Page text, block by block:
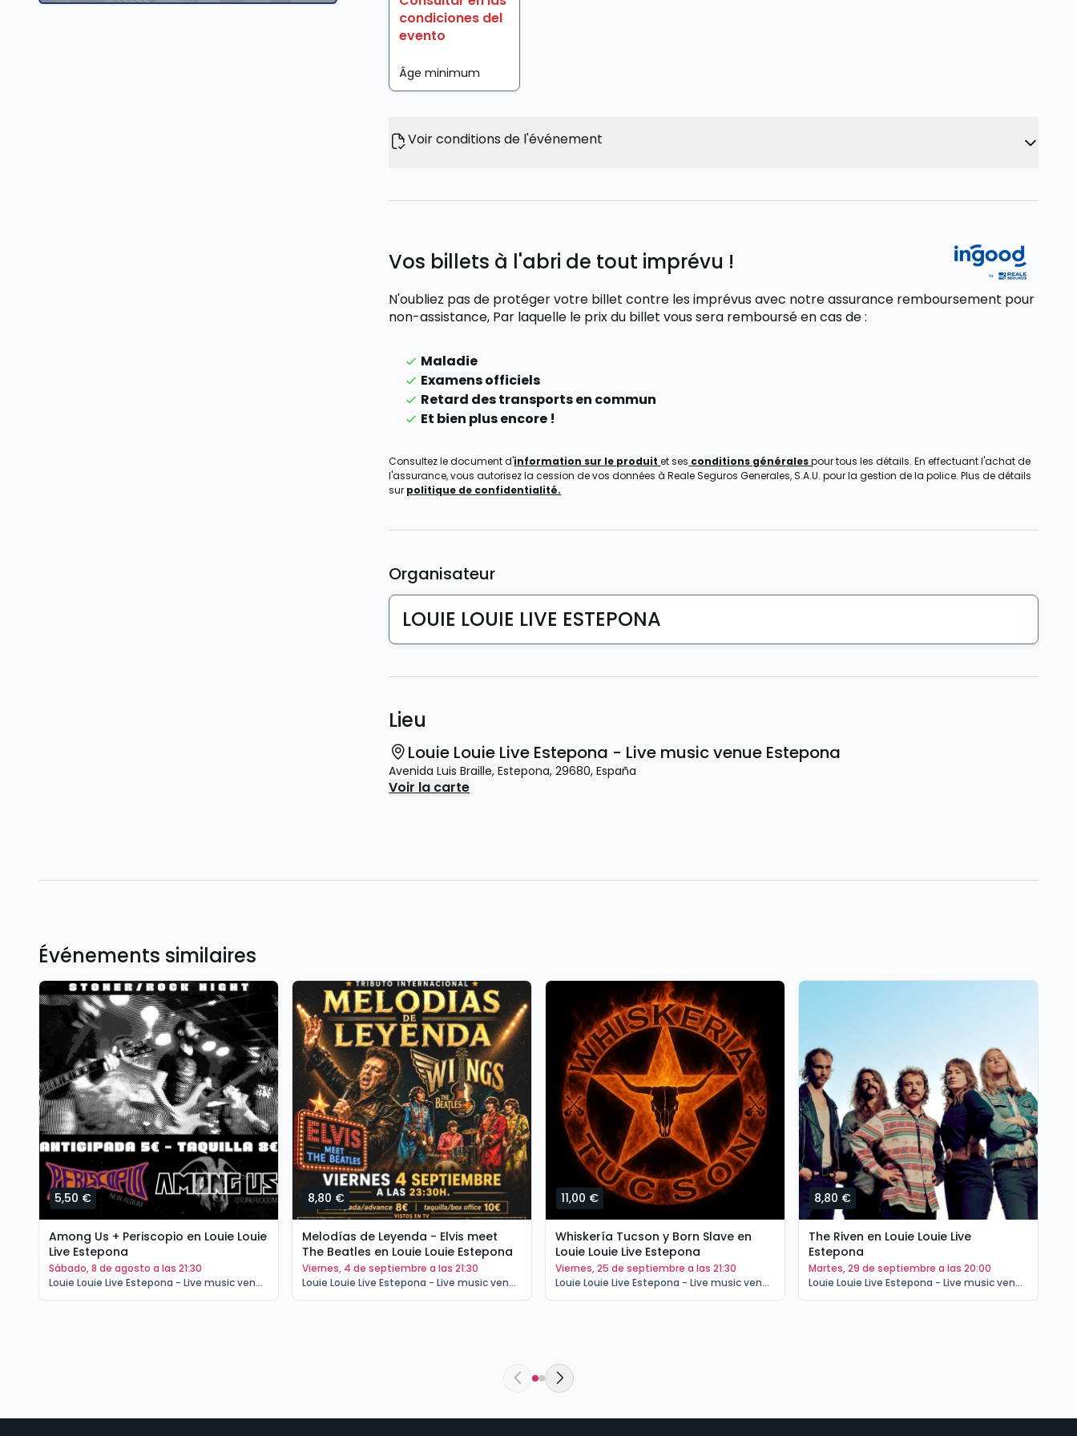
condiciones del
evento
Âge minimum
Voir conditions de l'événement
Vos billets à l'abri de tout imprévu !
N'oubliez pas de protéger votre billet contre les imprévus avec notre assurance remboursement pour
non-assistance, Par laquelle le prix du billet vous sera rembourséen cas de:
Maladie
Examens officiels
Retard des transports en commun
Et bien plus encore !
Consultez le document d'information sur le produitet ses conditions généralespour tous les détails. En effectuant l'achat de
l'assurance, vous autorisez la cession de vos données à Reale Seguros Generales, S.A.U. pour la gestion de la police. Plus de détails
sur politique de confidentialité.
Organisateur
LOUIE LOUIE LIVE ESTEPONA
Lieu
Louie Louie Live Estepona - Live music venue Estepona
Avenida Luis Braille, Estepona, 29680, España
Voir la carte
Événements similaires
5,50 €
Among Us + Periscopio en Louie Louie
Live Estepona
sábado, 8 de agosto a las 21:30
Louie Louie Live Estepona - Live music venue Estepona | Estepona
8,80 €
Melodías de Leyenda - Elvis meet
The Beatles en Louie Louie Estepona
viernes, 4 de septiembre a las 21:30
Louie Louie Live Estepona - Live music venue Estepona | Estepona
11,00 €
Whiskería Tucson y Born Slave en
Louie Louie Live Estepona
viernes, 25 de septiembre a las 21:30
Louie Louie Live Estepona - Live music venue Estepona | Estepona
8,80 €
The Riven en Louie Louie Live
Estepona
martes, 29 de septiembre a las 20:00
Louie Louie Live Estepona - Live music venue Estepona | Estepona